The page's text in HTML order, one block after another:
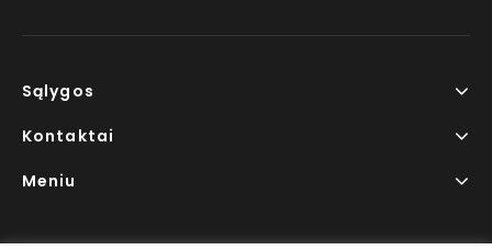
Sąlygos
Kontaktai
Meniu